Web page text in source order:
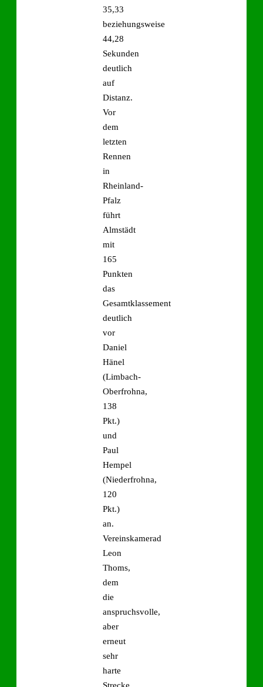
35,33
beziehungsweise
44,28
Sekunden
deutlich
auf
Distanz.
Vor
dem
letzten
Rennen
in
Rheinland-
Pfalz
führt
Almstädt
mit
165
Punkten
das
Gesamtklassement
deutlich
vor
Daniel
Hänel
(Limbach-
Oberfrohna,
138
Pkt.)
und
Paul
Hempel
(Niederfrohna,
120
Pkt.)
an.
Vereinskamerad
Leon
Thoms,
dem
die
anspruchsvolle,
aber
erneut
sehr
harte
Strecke